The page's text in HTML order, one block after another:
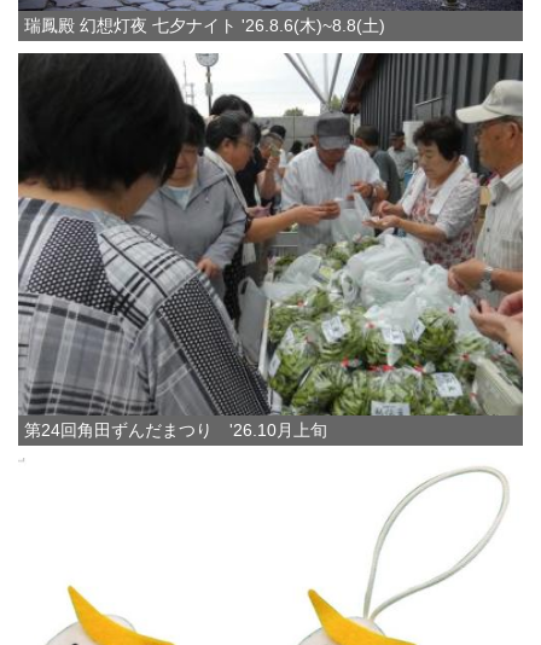
瑞鳳殿 幻想灯夜 七夕ナイト '26.8.6(木)~8.8(土)
第24回角田ずんだまつり '26.10月上旬